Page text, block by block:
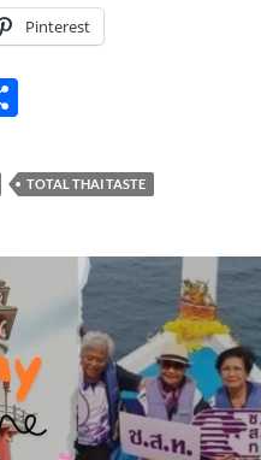
Pinterest
ar
e
TOTAL THAI TASTE